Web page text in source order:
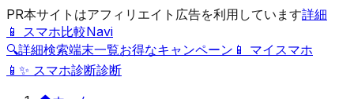
PR本サイトはアフィリエイト広告を利用しています詳細
📱 スマホ比較Navi
🔍詳細検索端末一覧お得なキャンペーン 📱 マイスマホ
📱 ✨ スマホ診断診断